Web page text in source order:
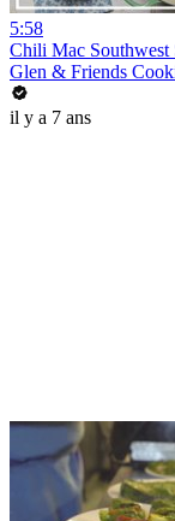
5:58
Chili Mac Southwest
Glen & Friends
il y a 7 ans